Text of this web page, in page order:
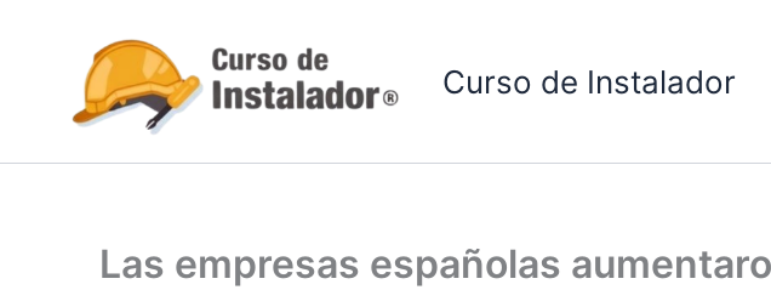
contenido
Curso de Instalador
Las empresas españolas